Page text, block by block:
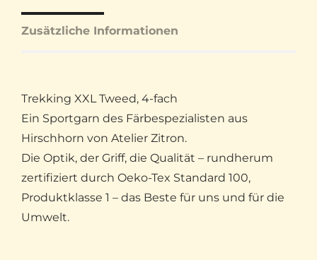
Zusätzliche Informationen
Trekking XXL Tweed, 4-fach
Ein Sportgarn des Färbespezialisten aus
Hirschhorn von Atelier Zitron.
Die Optik, der Griff, die Qualität – rundherum
zertifiziert durch Oeko-Tex Standard 100,
Produktklasse 1 – das Beste für uns und für die
Umwelt.